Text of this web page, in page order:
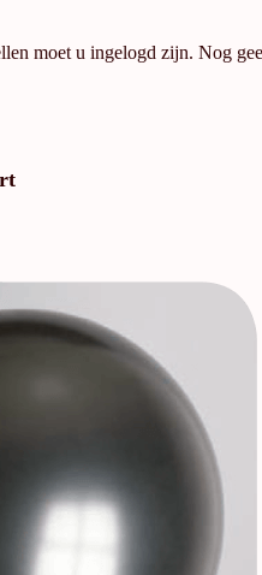
moet u ingelogd zijn. Nog